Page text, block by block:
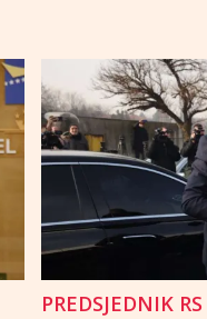
PREDSJEDNIK RS